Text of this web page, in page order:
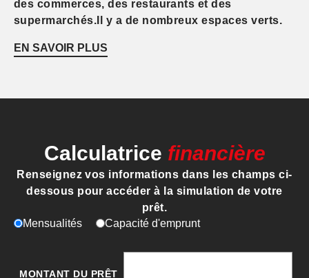
des commerces, des restaurants et des
supermarchés.Il y a de nombreux espaces verts.
EN SAVOIR PLUS
Calculatrice financière
Renseignez vos informations dans les champs ci-
dessous pour accéder à la simulation de votre
prêt.